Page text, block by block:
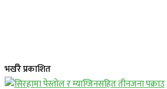
भर्खरै प्रकाशित